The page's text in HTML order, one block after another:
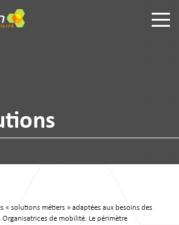
« solutions métiers » adaptées aux besoins des
de mobilité. Le périmètre